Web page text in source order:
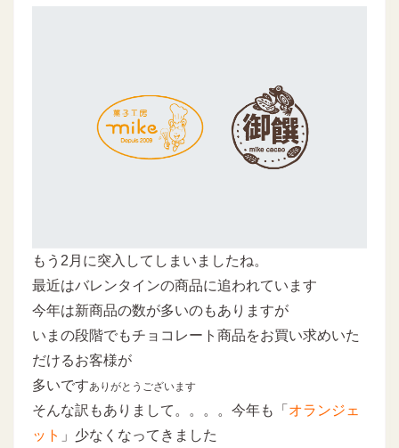
もう2月に突入してしまいましたね。
最近はバレンタインの商品に追われています
今年は新商品の数が多いのもありますが
いまの段階でもチョコレート商品をお買い求めいた
だけるお客様が
多いですありがとうございます
そんな訳もありまして。。。。今年も「 オランジェ
ット 」少なくなってきました